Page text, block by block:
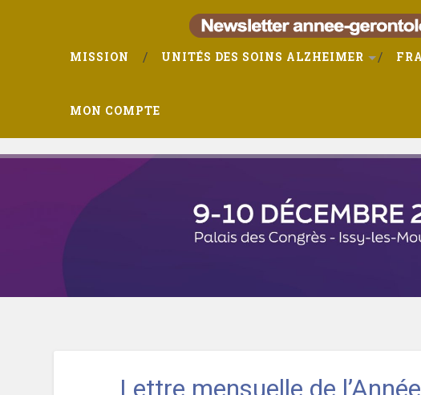
MISSION UNITÉS DES SOINS ALZHEIMER
MON COMPTE
Lettre mensuelle de